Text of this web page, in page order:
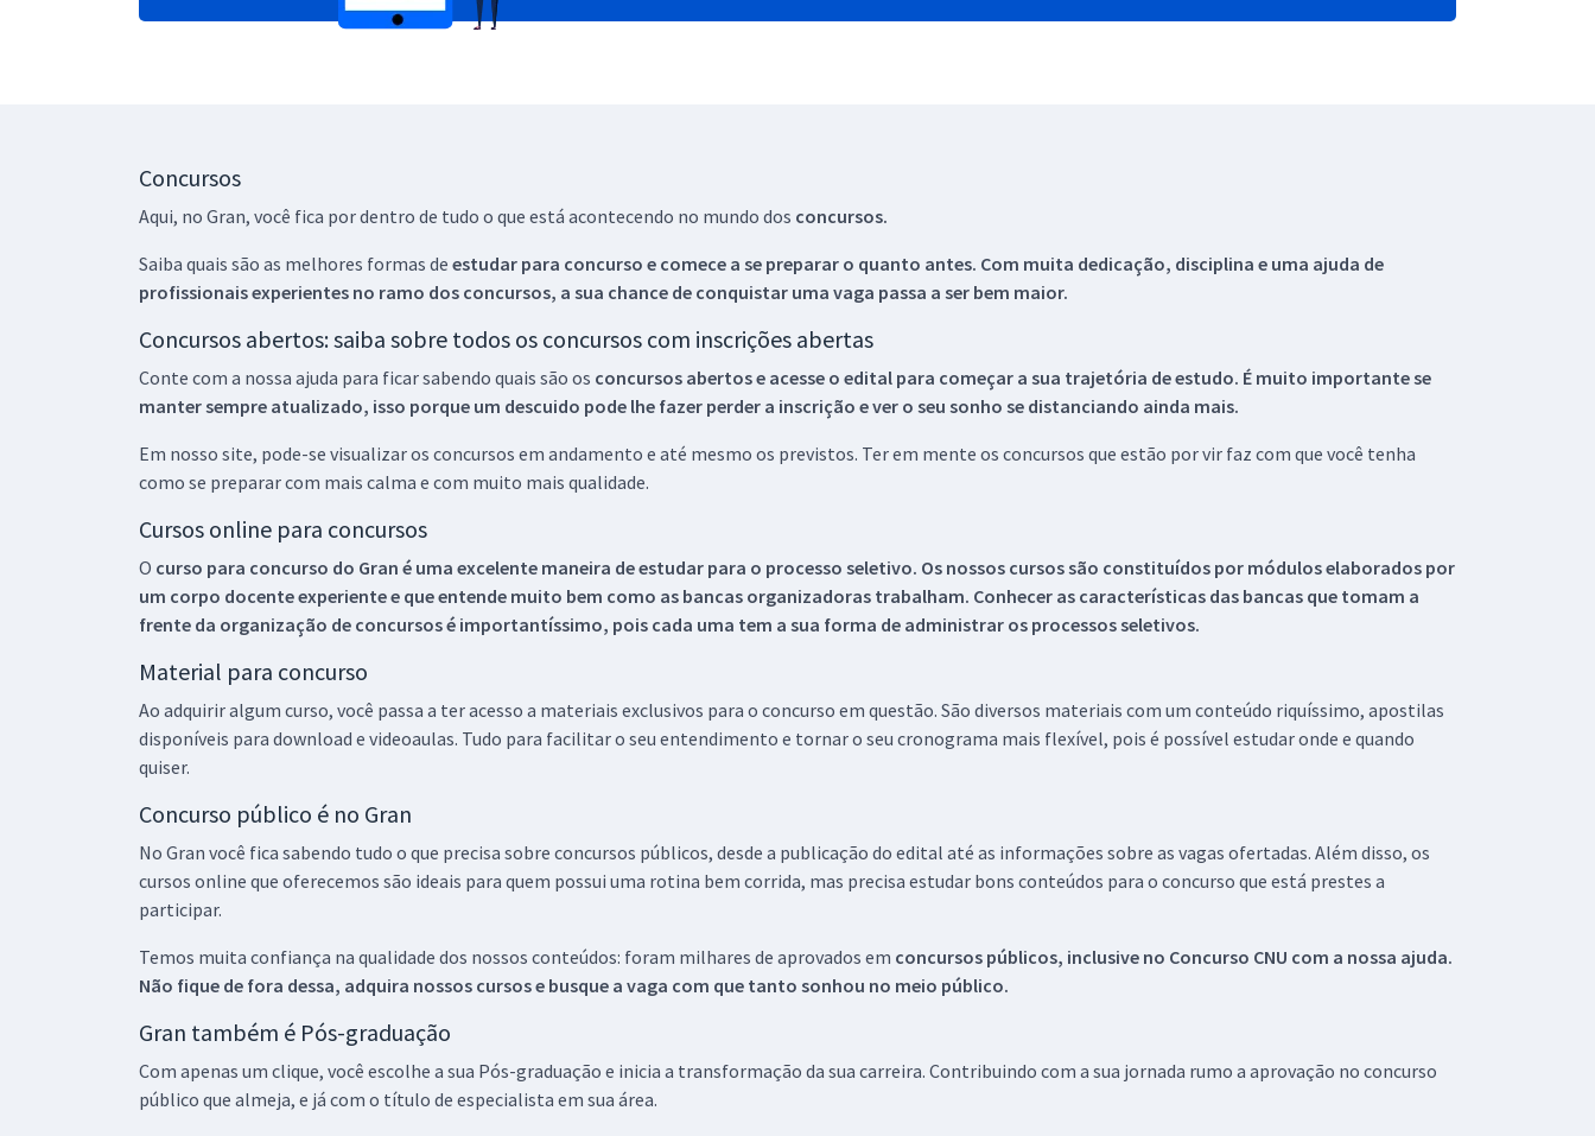
Concursos
Aqui, no Gran, você fica por dentro de tudo o que está acontecendo no mundo dos concursos.
Saiba quais são as melhores formas de estudar para concurso e comece a se preparar o quanto antes. Com muita dedicação, disciplina e uma ajuda de
profissionais experientes no ramo dos concursos, a sua chance de conquistar uma vaga passa a ser bem maior.
Concursos abertos: saiba sobre todos os concursos com inscrições abertas
Conte com a nossa ajuda para ficar sabendo quais são os concursos abertos e acesse o edital para começar a sua trajetória de estudo. É muito importante se
manter sempre atualizado, isso porque um descuido pode lhe fazer perder a inscrição e ver o seu sonho se distanciando ainda mais.
Em nosso site, pode-se visualizar os concursos em andamento e até mesmo os previstos. Ter em mente os concursos que estão por vir faz com que você tenha
como se preparar com mais calma e com muito mais qualidade.
Cursos online para concursos
O curso para concurso do Gran é uma excelente maneira de estudar para o processo seletivo. Os nossos cursos são constituídos por módulos elaborados por
um corpo docente experiente e que entende muito bem como as bancas organizadoras trabalham. Conhecer as características das bancas que tomam a
frente da organização de concursos é importantíssimo, pois cada uma tem a sua forma de administrar os processos seletivos.
Material para concurso
Ao adquirir algum curso, você passa a ter acesso a materiais exclusivos para o concurso em questão. São diversos materiais com um conteúdo riquíssimo, apostilas
disponíveis para download e videoaulas. Tudo para facilitar o seu entendimento e tornar o seu cronograma mais flexível, pois é possível estudar onde e quando
quiser.
Concurso público é no Gran
No Gran você fica sabendo tudo o que precisa sobre concursos públicos, desde a publicação do edital até as informações sobre as vagas ofertadas. Além disso, os
cursos online que oferecemos são ideais para quem possui uma rotina bem corrida, mas precisa estudar bons conteúdos para o concurso que está prestes a
participar.
Temos muita confiança na qualidade dos nossos conteúdos: foram milhares de aprovados em concursos públicos, inclusive no Concurso CNU com a nossa ajuda.
Não fique de fora dessa, adquira nossos cursos e busque a vaga com que tanto sonhou no meio público.
Gran também é Pós-graduação
Com apenas um clique, você escolhe a sua Pós-graduação e inicia a transformação da sua carreira. Contribuindo com a sua jornada rumo a aprovação no concurso
público que almeja, e já com o título de especialista em sua área.